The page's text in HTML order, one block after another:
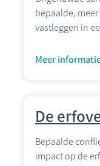
bepaalde,
vastleggen in
Meer
De
Bepaalde
impact op de